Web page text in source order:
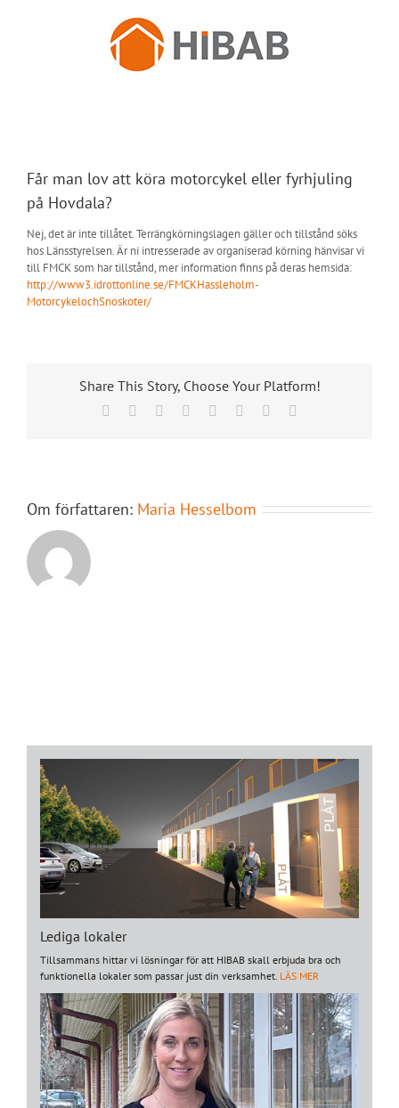
Får man lov att köra motorcykel eller fyrhjuling
på Hovdala?
Nej, det är inte tillåtet. Terrängkörningslagen gäller och tillstånd söks
hos Länsstyrelsen. Är ni intresserade av organiserad körning hänvisar vi
till FMCK som har tillstånd, mer information finns på deras hemsida:
http://www3.idrottonline.se/FMCKHassleholm-
MotorcykelochSnoskoter/
Share This Story, Choose Your Platform!
Facebook Reddit LinkedIn
TumblrPinterest
Om författaren: Maria Hesselbom
Lediga lokaler
Tillsammans hittar vi lösningar för att HIBAB skall erbjuda bra och
funktionella lokaler som passar just din verksamhet. LÄS MER